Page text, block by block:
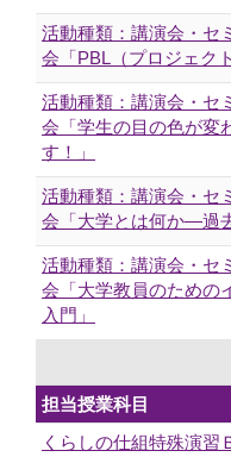
活動種類：講演会・セ
会「PBL（プロジェク
活動種類：講演会・セ
会「学生の目の色が変
す！」
活動種類：講演会・セ
会「大学とは何か―過
活動種類：講演会・セ
会「大学教員のための
入門」
担当授業科目
くらしの仕組特殊演習